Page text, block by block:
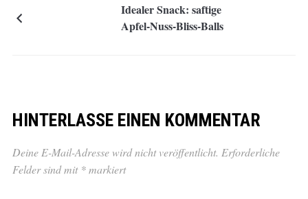
Idealer Snack: saftige
Apfel-Nuss-Bliss-Balls
HINTERLASSE EINEN KOMMENTAR
Deine E-Mail-Adresse wird nicht veröffentlicht. Erforderliche
Felder sind mit *markiert